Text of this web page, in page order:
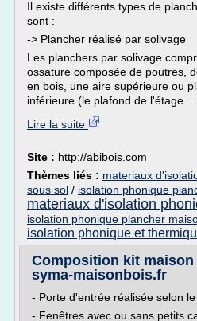
Il existe différents types de
sont :
-> Plancher réalisé par solivage
Les planchers par solivage
ossature composée de poutres,
en bois, une aire supérieure ou
inférieure (le plafond de l'étage...
Lire la suite
Site : http://abibois.com
Thèmes liés : materiaux
sous sol / isolation phonique
materiaux d'isolation
isolation phonique plancher
isolation phonique et
Composition kit
syma-maisonbois.fr
- Porte d'entrée réalisée selon
- Fenêtres avec ou sans petits